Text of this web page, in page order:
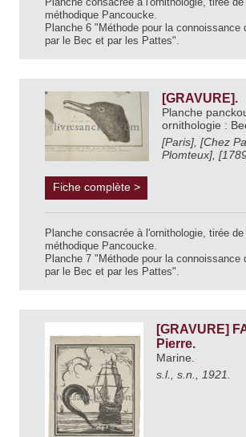
méthodique Pancoucke.
Planche 6 "Méthode pour la connoissance
par le Bec et par les Pattes".
[GRAVURE].
Planche
ornithologie :
[Paris], [Chez
Plomteux],
Fiche complète >
Planche consacrée à l'ornithologie, tirée
méthodique Pancoucke.
Planche 7 "Méthode pour la connoissance
par le Bec et par les Pattes".
[GRAVURE]
Pierre.
Marine.
s.l., s.n., 1921.